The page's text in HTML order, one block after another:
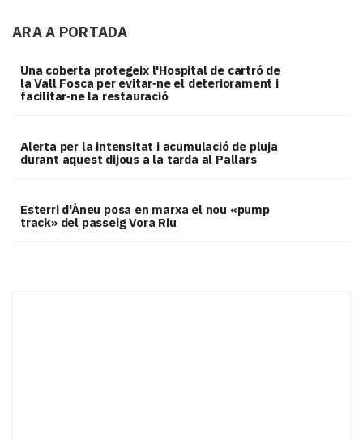
ARA A PORTADA
Una coberta protegeix l'Hospital de cartró de
la Vall Fosca per evitar‑ne el deteriorament i
facilitar‑ne la restauració
Alerta per la intensitat i acumulació de pluja
durant aquest dijous a la tarda al Pallars
Esterri d'Àneu posa en marxa el nou «pump
track» del passeig Vora Riu